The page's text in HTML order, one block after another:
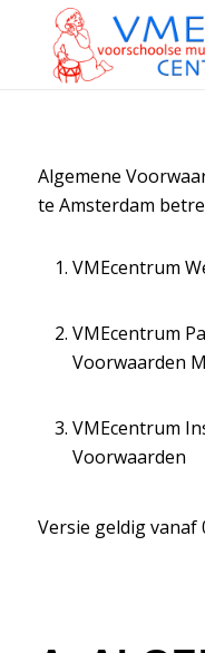
Algemene
te Amsterdam
VMEcentrum
VMEcentrum
Voorwaarden
VMEcentrum
Voorwaarden
Versie geldig vanaf